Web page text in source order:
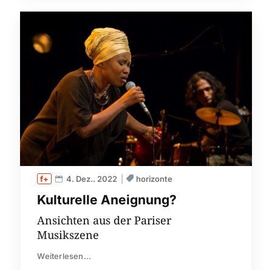
Kulturelle Aneignung?
4. Dez.. 2022 horizonte
Ansichten aus der Pariser
Musikszene
Weiterlesen...